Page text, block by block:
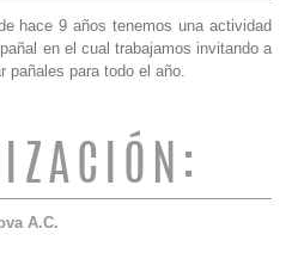
hace 9 años tenemos una actividad
en el cual trabajamos invitando a
pañales para todo el año.
A.C.